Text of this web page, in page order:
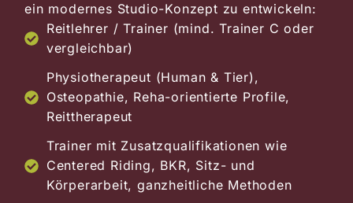
ein modernes Studio-Konzept zu entwickeln:
Reitlehrer / Trainer (mind. Trainer C oder
vergleichbar)
Physiotherapeut (Human & Tier),
Osteopathie, Reha-orientierte Profile,
Reittherapeut
Trainer mit Zusatzqualifikationen wie
Centered Riding, BKR, Sitz- und
Körperarbeit, ganzheitliche Methoden